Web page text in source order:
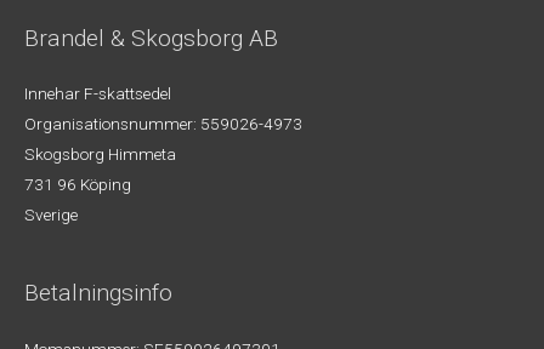
Brandel & Skogsborg AB
Innehar F-skattsedel
Organisationsnummer: 559026-4973
Skogsborg Himmeta
731 96 Köping
Sverige
Betalningsinfo